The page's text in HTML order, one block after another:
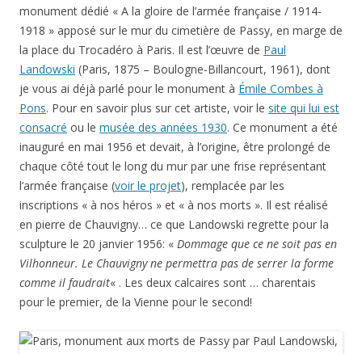
monument dédié « A la gloire de l’armée française / 1914-
1918 » apposé sur le mur du cimetière de Passy, en marge de
la place du Trocadéro à Paris. Il est l’œuvre de Paul
Landowski (Paris, 1875 – Boulogne-Billancourt, 1961), dont
je vous ai déjà parlé pour le monument à Émile Combes à
Pons. Pour en savoir plus sur cet artiste, voir le site qui lui est
consacré ou le musée des années 1930. Ce monument a été
inauguré en mai 1956 et devait, à l’origine, être prolongé de
chaque côté tout le long du mur par une frise représentant
l’armée française (voir le projet), remplacée par les
inscriptions « à nos héros » et « à nos morts ». Il est réalisé
en pierre de Chauvigny… ce que Landowski regrette pour la
sculpture le 20 janvier 1956: « Dommage que ce ne soit pas en
Vilhonneur. Le Chauvigny ne permettra pas de serrer la forme
comme il faudrait« . Les deux calcaires sont … charentais
pour le premier, de la Vienne pour le second!